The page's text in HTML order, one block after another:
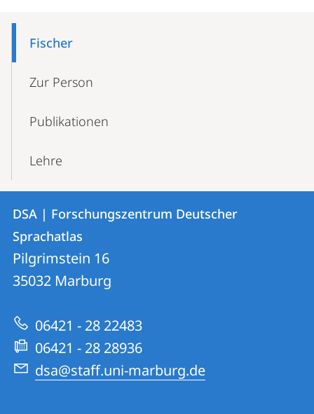
Navigation
Fischer
Zur Person
Publikationen
Lehre
Kontakt
und
Informationen
zur
Website
Kontaktinformationen
DSA
|
Forschungszentrum
Sprachatlas
DSA | Forschungszentrum Deutscher
Sprachatlas
Pilgrimstein 16
35032 Marburg
06421 - 28 22483
06421 - 28 28936
dsa@staff.uni-marburg.de